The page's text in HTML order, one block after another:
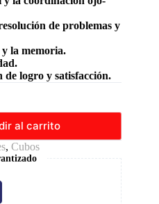
de problemas y
la memoria.
de logro y satisfacción.
al carrito
, Cubos